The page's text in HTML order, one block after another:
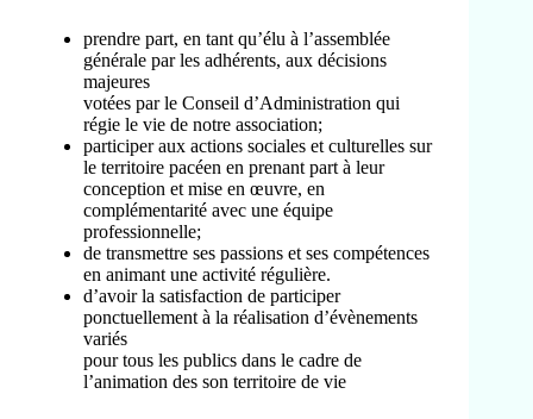
prendre part, en tant qu’élu à l’assemblée
générale par les adhérents, aux décisions
majeures
votées par le Conseil d’Administration qui
régie le vie de notre association;
participer aux actions sociales et culturelles sur
le territoire pacéen en prenant part à leur
conception et mise en œuvre, en
complémentarité avec une équipe
professionnelle;
de transmettre ses passions et ses compétences
en animant une activité régulière.
d’avoir la satisfaction de participer
ponctuellement à la réalisation d’évènements
variés
pour tous les publics dans le cadre de
l’animation des son territoire de vie